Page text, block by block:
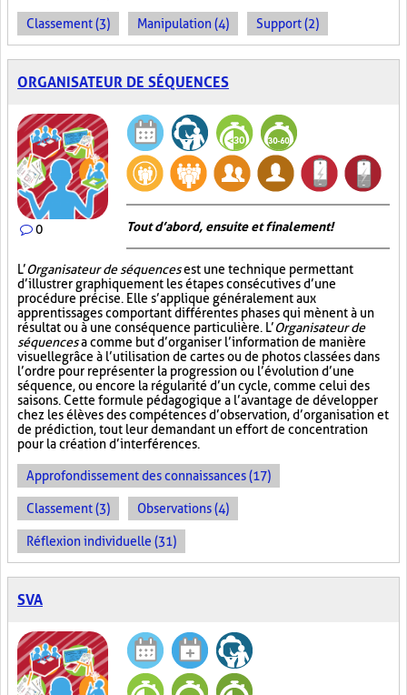
Classement (3) Manipulation (4) Support (2)
ORGANISATEUR DE SÉQUENCES
0 Tout d’abord, ensuite et finalement!
L’Organisateur de séquencesest une technique permettant
d’illustrer graphiquement les étapes consécutives d’une
procédure précise. Elle s’applique généralement aux
apprentissages comportant différentes phases qui mènent à un
résultat ou à une conséquence particulière. L’Organisateur de
séquencesa comme but d’organiser l’information de manière
visuellegrâce à l’utilisation de cartes ou de photos classées dans
l’ordre pour représenter la progression ou l’évolution d’une
séquence, ou encore la régularité d’un cycle, comme celui des
saisons. Cette formule pédagogique a l’avantage de développer
chez les élèves des compétences d’observation, d’organisation et
de prédiction, tout leur demandant un effort de concentration
pour la création d’interférences.
Approfondissement des connaissances (17)
Classement (3) Observations (4)
Réflexion individuelle (31)
SVA